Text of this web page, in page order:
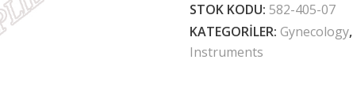
STOK KODU: 582-405-07
KATEGORILER: Gynecology,
Instruments